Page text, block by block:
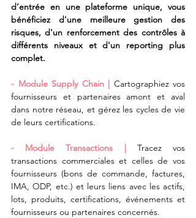
d’entrée en une plateforme unique, vous
bénéficiez d'une meilleure gestion des
risques, d'un renforcement des contrôles à
différents niveaux et d'un reporting plus
complet.
- Module Supply Chain | Cartographiez vos
fournisseurs et partenaires amont et aval
dans notre réseau, et gérez les cycles de vie
de leurs certifications.
- Module Transactions | Tracez vos
transactions commerciales et celles de vos
fournisseurs (bons de commande, factures,
IMA, ODP, etc.) et leurs liens avec les actifs,
lots, produits, certifications, événements et
fournisseurs ou partenaires concernés.